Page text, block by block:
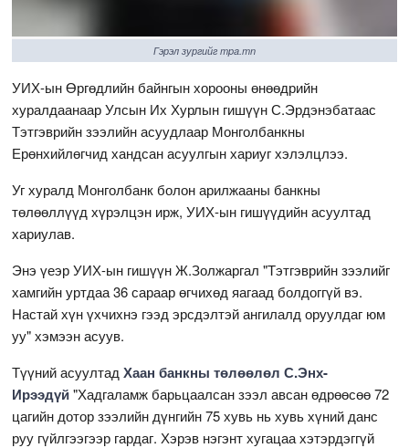
Гэрэл зургийг mpa.mn
УИХ-ын Өргөдлийн байнгын хорооны өнөөдрийн
хуралдаанаар Улсын Их Хурлын гишүүн С.Эрдэнэбатаас
Тэтгэврийн зээлийн асуудлаар Монголбанкны
Ерөнхийлөгчид хандсан асуулгын хариуг хэлэлцлээ.
Уг хуралд Монголбанк болон арилжааны банкны
төлөөллүүд хүрэлцэн ирж, УИХ-ын гишүүдийн асуултад
хариулав.
Энэ үеэр УИХ-ын гишүүн Ж.Золжаргал "Тэтгэврийн зээлийг
хамгийн уртдаа 36 сараар өгчихөд яагаад болдоггүй вэ.
Настай хүн үхчихнэ гээд эрсдэлтэй ангилалд оруулдаг юм
уу" хэмээн асуув.
Түүний асуултадХаан банкны төлөөлөл С.Энх-
Ирээдүй"Хадгаламж барьцаалсан зээл авсан өдрөөсөө 72
цагийн дотор зээлийн дүнгийн 75 хувь нь хувь хүний данс
руу гүйлгээгээр гардаг. Хэрэв нэгэнт хугацаа хэтэрдэггүй